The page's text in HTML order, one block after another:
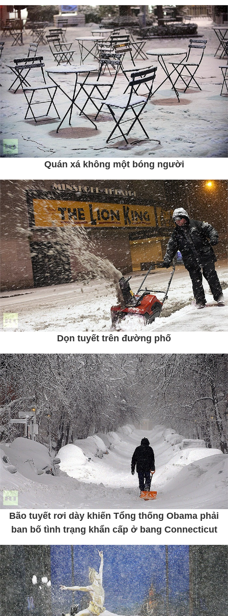
Quán xá không một bóng người
Dọn tuyết trên đường phố
Bão tuyết rơi dày khiến Tổng thống Obama phải
ban bố tình trạng khẩn cấp ở bang Connecticut